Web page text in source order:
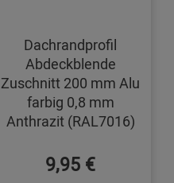
Dachrandprofil
Abdeckblende
Zuschnitt 200 mm Alu
farbig 0,8 mm
Anthrazit (RAL7016)
9,95 €